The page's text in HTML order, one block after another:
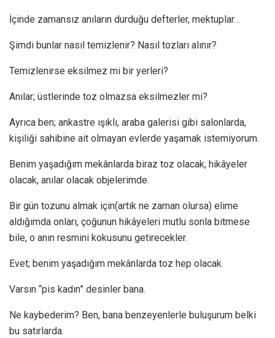
İçinde zamansız anıların durduğu defterler, mektuplar…
Şimdi bunlar nasıl temizlenir? Nasıl tozları alınır?
Temizlenirse eksilmez mi bir yerleri?
Anılar; üstlerinde toz olmazsa eksilmezler mi?
Ayrıca ben; ankastre ışıklı, araba galerisi gibi salonlarda,
kişiliği sahibine ait olmayan evlerde yaşamak istemiyorum.
Benim yaşadığım mekânlarda biraz toz olacak, hikâyeler
olacak, anılar olacak objelerimde.
Bir gün tozunu almak için(artık ne zaman olursa) elime
aldığımda onları, çoğunun hikâyeleri mutlu sonla bitmese
bile, o anın resmini kokusunu getirecekler.
Evet; benim yaşadığım mekânlarda toz hep olacak.
Varsın “pis kadın” desinler bana.
Ne kaybederim? Ben, bana benzeyenlerle buluşurum belki
bu satırlarda.